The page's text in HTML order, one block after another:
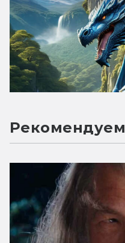
Рекомендуем